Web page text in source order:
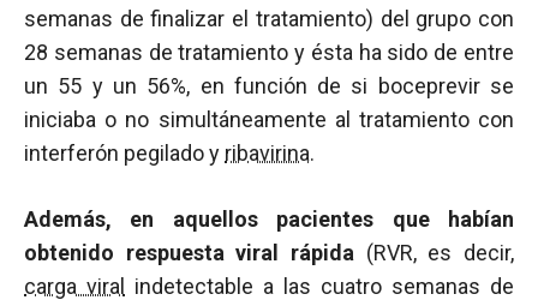
semanas de finalizar el tratamiento) del grupo con
28 semanas de tratamiento y ésta ha sido de entre
un 55 y un 56%, en función de si boceprevir se
iniciaba o no simultáneamente al tratamiento con
interferón pegilado y ribavirina.
Además, en aquellos pacientes que habían
obtenido respuesta viral rápida (RVR, es decir,
carga viral
indetectable a las cuatro semanas de